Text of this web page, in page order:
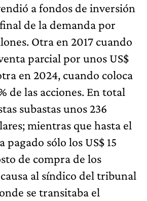
a fondos de inversión
de la demanda por
Otra en 2017 cuando
parcial por unos US$
en 2024, cuando coloca
de las acciones. En total
subastas unos 236
mientras que hasta el
sólo los US$ 15
de compra de los
al síndico del tribunal
se transitaba el